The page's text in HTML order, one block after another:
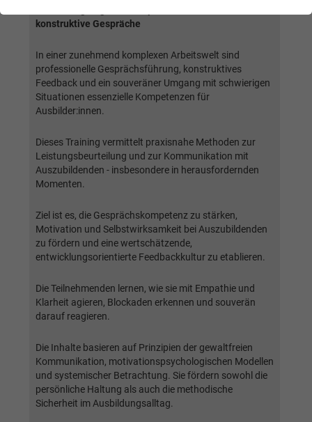
konstruktive Gespräche
In einer zunehmend komplexen Arbeitswelt sind
professionelle Gesprächsführung, konstruktives
Feedback und ein souveräner Umgang mit schwierigen
Situationen essenzielle Kompetenzen für
Ausbilder:innen.
Dieses Training vermittelt praxisnahe Methoden zur
Leistungsbeurteilung und zur Kommunikation mit
Auszubildenden - insbesondere in herausfordernden
Momenten.
Ziel ist es, die Gesprächskompetenz zu stärken,
Motivation und Selbstwirksamkeit bei Auszubildenden
zu fördern und eine wertschätzende,
entwicklungsorientierte Feedbackkultur zu etablieren.
Die Teilnehmenden lernen, wie sie mit Empathie und
Klarheit agieren, Blockaden erkennen und souverän
darauf reagieren.
Die Inhalte basieren auf Prinzipien der gewaltfreien
Kommunikation, motivationspsychologischen Modellen
und systemischer Betrachtung. Sie fördern sowohl die
persönliche Haltung als auch die methodische
Sicherheit im Ausbildungsalltag.
Webseite einwandfrei funktioniert.
Anbieter BWV München
Laufzeit 1 Jahr
Zweck
Dieses Cookie wird verwendet, um Ihre
Cookie-Einstellungen für diese Website zu
speichern.
Name SgCookieOptin.lastPreferences
Anbieter BWV München
Zweck
Dieser Wert speichert Ihre Consent-
Einstellungen. Unter anderem eine zufällig
Speicherung Ihrer vorgenommen
Einstellungen, falls der Webseiten-Betreiber
dies eingestellt hat.
Google Analytics
Name _ga
Anbieter Google Analytics
Laufzeit 2 Jahre
Zweck
wird, um statistische Daten dazu, wie der
Besucher die Website nutzt, zu generieren.
Name _ga_#
Anbieter Google Analytics
Laufzeit 2 Jahre
Zweck
Sammelt Daten dazu, wie oft ein Benutzer
eine Website besucht hat, sowie Daten für
den ersten und letzten Besuch. Von Google
Cookie-Informationen anzeigen